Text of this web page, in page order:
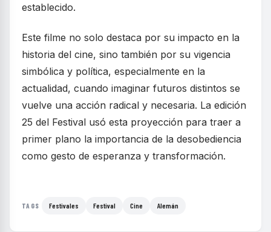
establecido.
Este filme no solo destaca por su impacto en la
historia del cine, sino también por su vigencia
simbólica y política, especialmente en la
actualidad, cuando imaginar futuros distintos se
vuelve una acción radical y necesaria. La edición
25 del Festival usó esta proyección para traer a
primer plano la importancia de la desobediencia
como gesto de esperanza y transformación.
TAGS Festivales Festival Cine Alemán